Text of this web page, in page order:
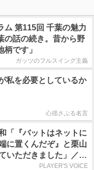
ム 第115回 千葉の魅力
の話の続き。昔から野
です」
ガッツのフルスイング主義
私を必要としているか
心揺さぶる名言
「『バットはネットに
に置くんだぞ』と栗山
いただきました」／憧
PLAYER'S VOICE